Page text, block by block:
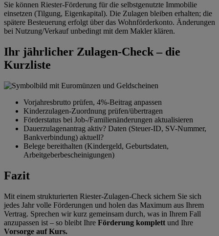
Sie können Riester-Förderung für die selbstgenutzte Immobilie
einsetzen (Tilgung, Eigenkapital). Die Zulagen bleiben erhalten; die
spätere Besteuerung erfolgt über das Wohnförderkonto. Änderungen
bei Nutzung/Verkauf unbedingt mit dem Makler klären.
Ihr jährlicher Zulagen-Check – die
Kurzliste
Vorjahresbrutto prüfen, 4%-Beitrag anpassen
Kinderzulagen-Zuordnung prüfen/übertragen
Förderstatus bei Job-/Familienänderungen aktualisieren
Dauerzulagenantrag aktiv? Daten (Steuer-ID, SV-Nummer,
Bankverbindung) aktuell?
Belege bereithalten (Kindergeld, Geburtsdaten,
Arbeitgeberbescheinigungen)
Fazit
Mit einem strukturierten Riester-Zulagen-Check sichern Sie sich
jedes Jahr volle Förderungen und holen das Maximum aus Ihrem
Vertrag. Sprechen wir kurz gemeinsam durch, was in Ihrem Fall
anzupassen ist – so bleibt Ihre Förderung komplett und Ihre
Vorsorge auf Kurs.